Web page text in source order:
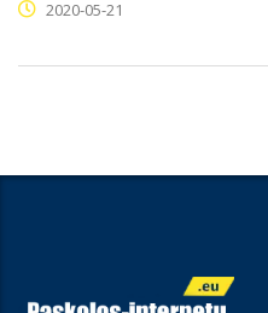
2020-05-21